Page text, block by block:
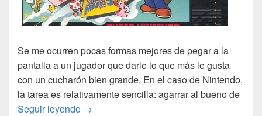
Se me ocurren pocas formas mejores de pegar a la
pantalla a un jugador que darle lo que más le gusta
con un cucharón bien grande. En el caso de Nintendo,
la tarea es relativamente sencilla: agarrar al bueno de
Seguir leyendo Super Mario All Stars (SNES retro review)
→